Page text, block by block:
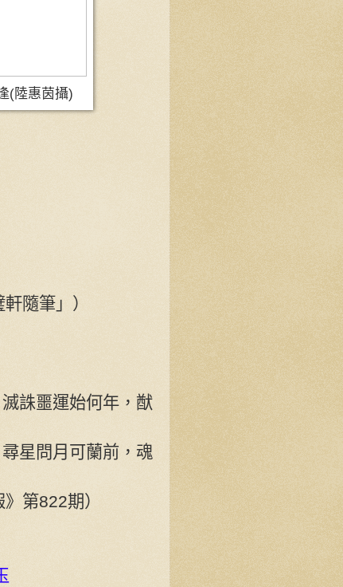
(陸惠茵攝)
隨筆」）
誅噩運始何年，猷
星問月可蘭前，魂
第822期）